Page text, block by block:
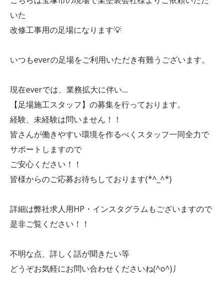
いた
改修工事用の足場になります💡
いつもeverの足場をご利用いただき有難うございます。
現在everでは、業務拡大に伴い...
【足場施工スタッフ】の募集を行っております。
経験、未経験は問いません！！
皆さんが働きやすい環境を作るべくスタッフ一同全力で
サポートしますので
ご安心ください！！
皆様からのご応募お待ちしております(*^_^*)
詳細は弊社求人用HP・インスタグラムもございますので
是非ご覧ください！！
不明な点、詳しく話が聞きたい等
どうぞお気軽にお問い合わせくださいね(^o^)丿